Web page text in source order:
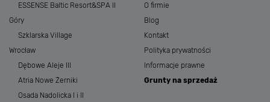
ESSENSE Baltic Resort&SPA II
Góry
Szklarska Village
Wrocław
Dębowe Aleje III
Atria Nowe Żerniki
Osada Nadolicka I i II
O firmie
Blog
Kontakt
Polityka prywatności
Informacje prawne
Grunty na sprzedaż